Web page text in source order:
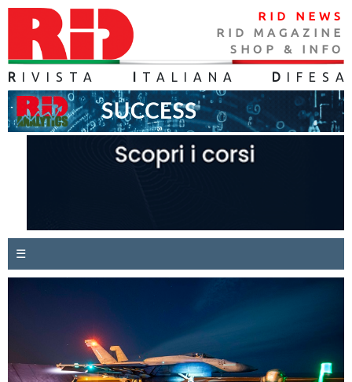
RID NEWS
RID MAGAZINE
SHOP & INFO
R IVISTA TALIANA D IFES A
☰